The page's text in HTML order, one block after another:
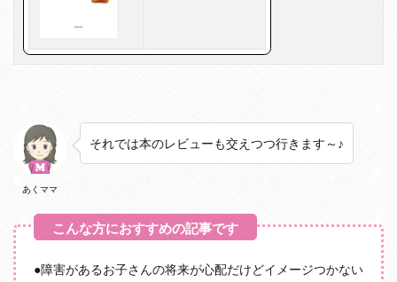
あくママ
それでは本のレビューも交えつつ行きます～♪
●障害があるお子さんの将来が心配だけどイメージつかない